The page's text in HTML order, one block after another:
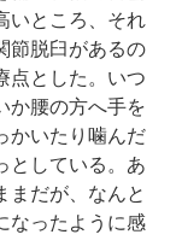
いところ、それ
節脱臼があるの
点とした。いつ
か腰の方へ手を
かいたり噛んだ
としている。あ
まだが、なんと
なったように感